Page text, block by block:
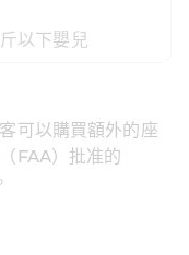
以下嬰兒
可以購買額外的座
FAA）批准的